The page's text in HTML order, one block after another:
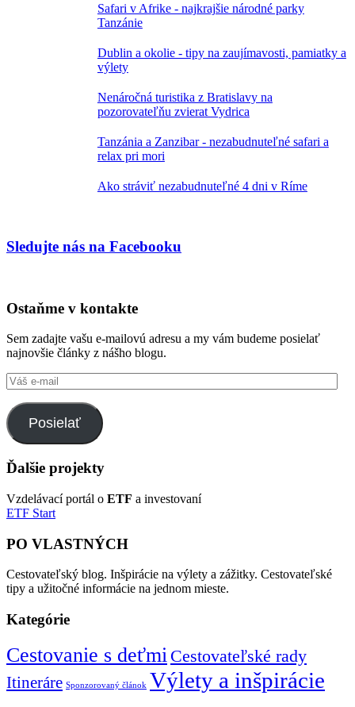
Safari v Afrike - najkrajšie národné parky
Tanzánie
Dublin a okolie - tipy na zaujímavosti, pamiatky a
výlety
Nenáročná turistika z Bratislavy na
pozorovateľňu zvierat Vydrica
Tanzánia a Zanzibar - nezabudnuteľné safari a
relax pri mori
Ako stráviť nezabudnuteľné 4 dni v Ríme
Sledujte nás na Facebooku
Ostaňme v kontakte
Sem zadajte vašu e-mailovú adresu a my vám budeme posielať
najnovšie články z nášho blogu.
Váš
e-
mail
Posielať
Ďalšie projekty
Vzdelávací portál o ETF a investovaní
ETF Start
PO VLASTNÝCH
Cestovateľský blog. Inšpirácie na výlety a zážitky. Cestovateľské
tipy a užitočné informácie na jednom mieste.
Kategórie
Cestovanie s deťmi Cestovateľské rady
Itineráre Sponzorovaný článok Výlety a inšpirácie